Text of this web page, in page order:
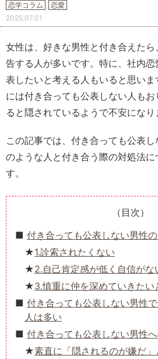
恋学コラム 恋愛
2025.07.01
女性は、好きな男性と付き合えた
告する人が多いです。特に、社内
表したいと考える人もいると思い
には付き合っても公表しない人も
ると隠されているようで不安になり
この記事では、付き合っても公表
のような人と付き合う際の対処法に
す。
（目次）
付き合っても公表しない男性
1.詮索されたくない
2.自己肯定感が低く自信がな
3.慎重に仲を深めていきたい
付き合っても公表しない男性
人は多い
付き合っても公表しない男性
素直に「隠されるのが嫌だ」